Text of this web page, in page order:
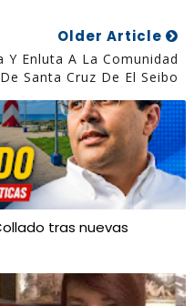
Older Article
Y Enluta A La Comunidad
Santa Cruz De El Seibo
tras nuevas